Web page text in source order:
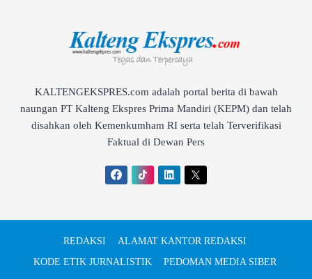
KALTENGEKSPRES.com adalah portal berita di bawah
naungan PT Kalteng Ekspres Prima Mandiri (KEPM) dan telah
disahkan oleh Kemenkumham RI serta telah Terverifikasi
Faktual di Dewan Pers
REDAKSI
ALAMAT KANTOR REDAKSI
KODE ETIK JURNALISTIK
PEDOMAN MEDIA SIBER